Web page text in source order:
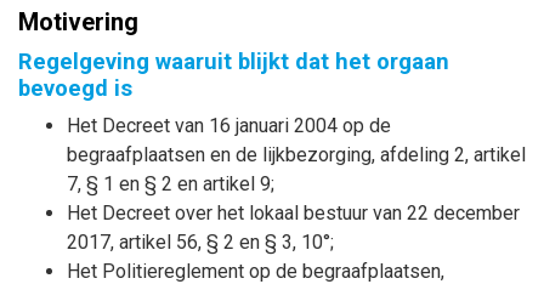
Motivering
Regelgeving waaruit blijkt dat het orgaan
bevoegd is
Het Decreet van 16 januari 2004 op de
begraafplaatsen en de lijkbezorging, afdeling 2, artikel
7, § 1 en § 2 en artikel 9;
Het Decreet over het lokaal bestuur van 22 december
2017, artikel 56, § 2 en § 3, 10°;
Het Politiereglement op de begraafplaatsen,